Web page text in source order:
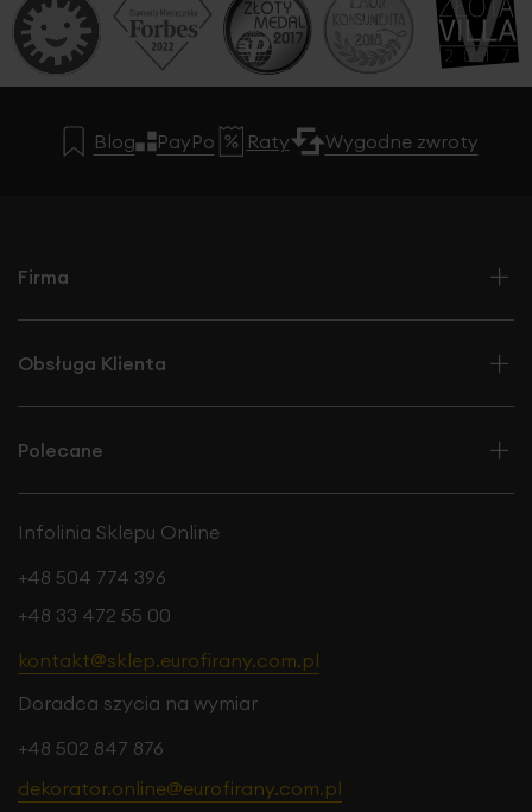
Blog PayPo Raty Wygodne zwroty
Firma
Obsługa Klienta
Polecane
Infolinia Sklepu Online
+48 504 774 396
+48 33 472 55 00
kontakt@sklep.eurofirany.com.pl
Doradca szycia na wymiar
+48 502 847 876
dekorator.online@eurofirany.com.pl